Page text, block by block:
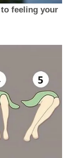
feeling your